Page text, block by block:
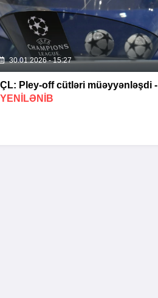
30.01.2026 - 15:27
ÇL: Pley-off cütləri müəyyənləşdi -
YENİLƏNİB